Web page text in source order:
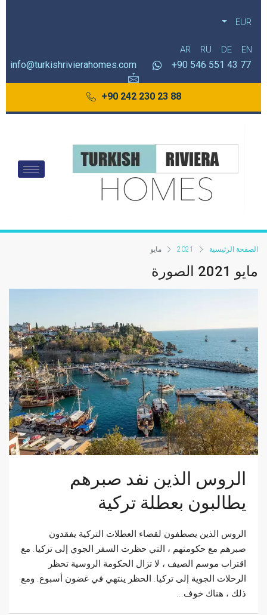
EUR
EN
DE
RU
AR
77 43 551 546 90+
info@turkishrivierahomes.com
88 23 230 242 90+
الصفحة الرئيسية 2021 مايو
‏مايو 2021 الصورة
الروس الذين نفد صبرهم
يطالبون بعطلة تركية
الروس الذين يصطفون لقضاء العطلات التركية يفقدون
صبرهم مع حكومتهم ، التي حظرت السفر الجوي إلى تركيا. مع
اقتراب موسم الصيف ، لا تزال الحكومة الروسية تحظر
الرحلات الجوية إلى تركيا. الحظر ينتهي في غضون أسبوع. ومع
ذلك ، هناك خوف...